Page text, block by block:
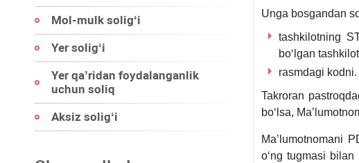
Mol-mulk soligʻi
Yer soligʻi
Yer qa’ridan foydalanganlik
uchun soliq
Aksiz soligʻi
Unga bosgandan
tashkilotning
boʻlgan
rasmdagi kodni.
Takroran
boʻlsa,
Ma’lumotnomani
oʻng tugmasi